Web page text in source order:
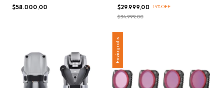
$58.000,00
$29.999,00 -14%OFF
$34.999,00
Envío gratis